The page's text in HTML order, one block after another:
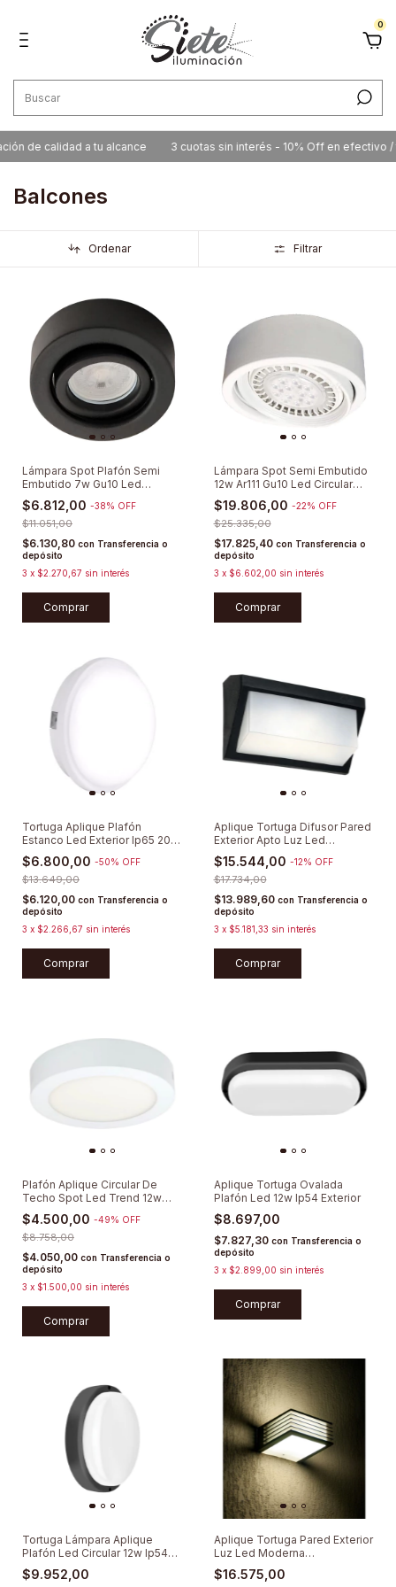
0
de calidad a tu alcance 3 cuotas sin interés - 10% Off en efectivo /
Balcones
Ordenar Filtrar
Lámpara Spot Plafón Semi
Embutido 7w Gu10 Led
Circular Móvil Aplique Para
Caja Octogonal
$6.812,00 -38% OFF
$11.051,00
$6.130,80 con Transferencia o
depósito
3 x $2.270,67 sin interés
Comprar
Lámpara Spot Semi Embutido
12w Ar111 Gu10 Led Circular
Móvil
$19.806,00 -22% OFF
$25.335,00
$17.825,40 con Transferencia o
depósito
3 x $6.602,00 sin interés
Comprar
Tortuga Aplique Plafón
Estanco Led Exterior Ip65 20w
Lumenac
$6.800,00 -50% OFF
$13.649,00
$6.120,00 con Transferencia o
depósito
3 x $2.266,67 sin interés
Comprar
Aplique Tortuga Difusor Pared
Exterior Apto Luz Led
Moderna
$15.544,00 -12% OFF
$17.734,00
$13.989,60 con Transferencia o
depósito
3 x $5.181,33 sin interés
Plafón Aplique Circular De
Techo Spot Led Trend 12w
Lumenac
$4.500,00 -49% OFF
$8.758,00
$4.050,00 con Transferencia o
depósito
3 x $1.500,00 sin interés
Comprar
Aplique Tortuga Ovalada
Plafón Led 12w Ip54 Exterior
$8.697,00
$7.827,30 con Transferencia o
depósito
3 x $2.899,00 sin interés
Tortuga Lámpara Aplique
Plafón Led Circular 12w Ip54
Full
$9.952,00
Aplique Tortuga Pared Exterior
Luz Led Moderna
Bidireccional
$16.575,00